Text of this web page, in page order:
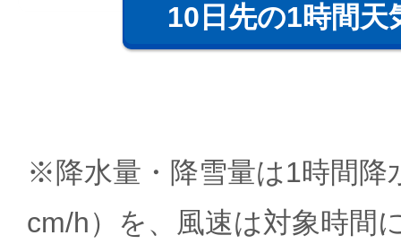
10日先の1時間天
※降水量・降雪量は1時間降
cm/h）を、風速は対象時間